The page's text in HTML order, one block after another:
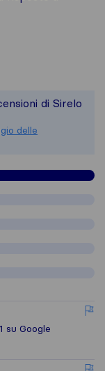
un
recensioni
di Sirelo
delle
su Google